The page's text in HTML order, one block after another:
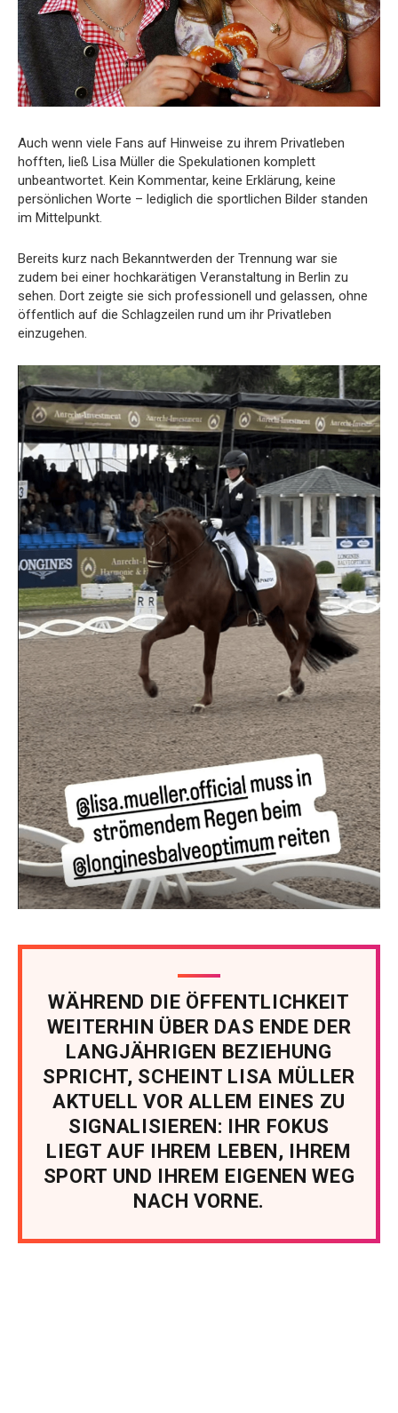
Auch wenn viele Fans auf Hinweise zu ihrem Privatleben
hofften, ließ Lisa Müller die Spekulationen komplett
unbeantwortet. Kein Kommentar, keine Erklärung, keine
persönlichen Worte – lediglich die sportlichen Bilder standen
im Mittelpunkt.
Bereits kurz nach Bekanntwerden der Trennung war sie
zudem bei einer hochkarätigen Veranstaltung in Berlin zu
sehen. Dort zeigte sie sich professionell und gelassen, ohne
öffentlich auf die Schlagzeilen rund um ihr Privatleben
einzugehen.
WÄHREND DIE ÖFFENTLICHKEIT
WEITERHIN ÜBER DAS ENDE DER
LANGJÄHRIGEN BEZIEHUNG
SPRICHT, SCHEINT LISA MÜLLER
AKTUELL VOR ALLEM EINES ZU
SIGNALISIEREN: IHR FOKUS
LIEGT AUF IHREM LEBEN, IHREM
SPORT UND IHREM EIGENEN WEG
NACH VORNE.